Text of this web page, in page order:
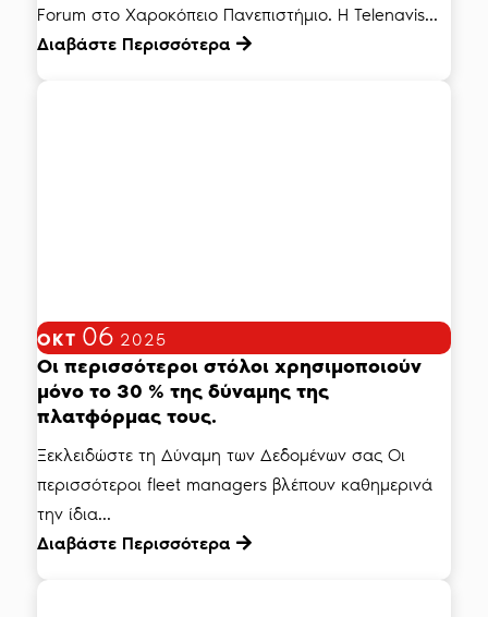
Forum στο Χαροκόπειο Πανεπιστήμιο. Η Telenavis...
Διαβάστε Περισσότερα
ΟΚΤ 06 2025
Οι περισσότεροι στόλοι χρησιμοποιούν
μόνο το 30 % της δύναμης της
πλατφόρμας τους.
Ξεκλειδώστε τη Δύναμη των Δεδομένων σας Οι
περισσότεροι fleet managers βλέπουν καθημερινά
την ίδια...
Διαβάστε Περισσότερα